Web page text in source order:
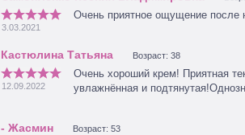
3.03.2021
Очень приятное ощущение после
Возраст: 38
12.09.2022
Очень хороший крем! Приятная
увлажнённая и
Возраст: 53